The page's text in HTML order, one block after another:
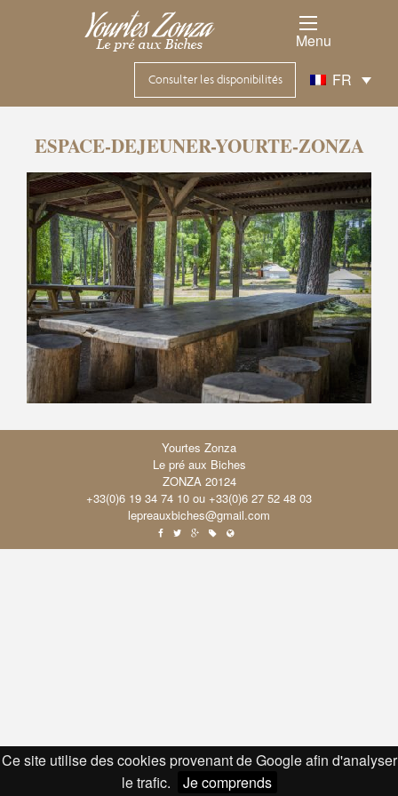
Ce site utilise des cookies provenant de Google afin d'analyser
le trafic.
Je comprends
Menu
Consulter les disponibilités FR
ESPACE-DEJEUNER-YOURTE-ZONZA
Yourtes Zonza
Le pré aux Biches
ZONZA 20124
+33(0)6 19 34 74 10 ou +33(0)6 27 52 48 03
lepreauxbiches@gmail.com
b a c d e